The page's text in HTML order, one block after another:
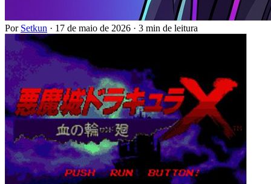
Por Setkun · 17 de maio de 2026 · 3 min de leitura